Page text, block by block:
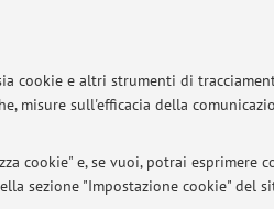
cookie e altri strumenti di
misure sull'efficacia della
cookie" e, se vuoi, potrai esprimere
sezione "Impostazione cookie" del